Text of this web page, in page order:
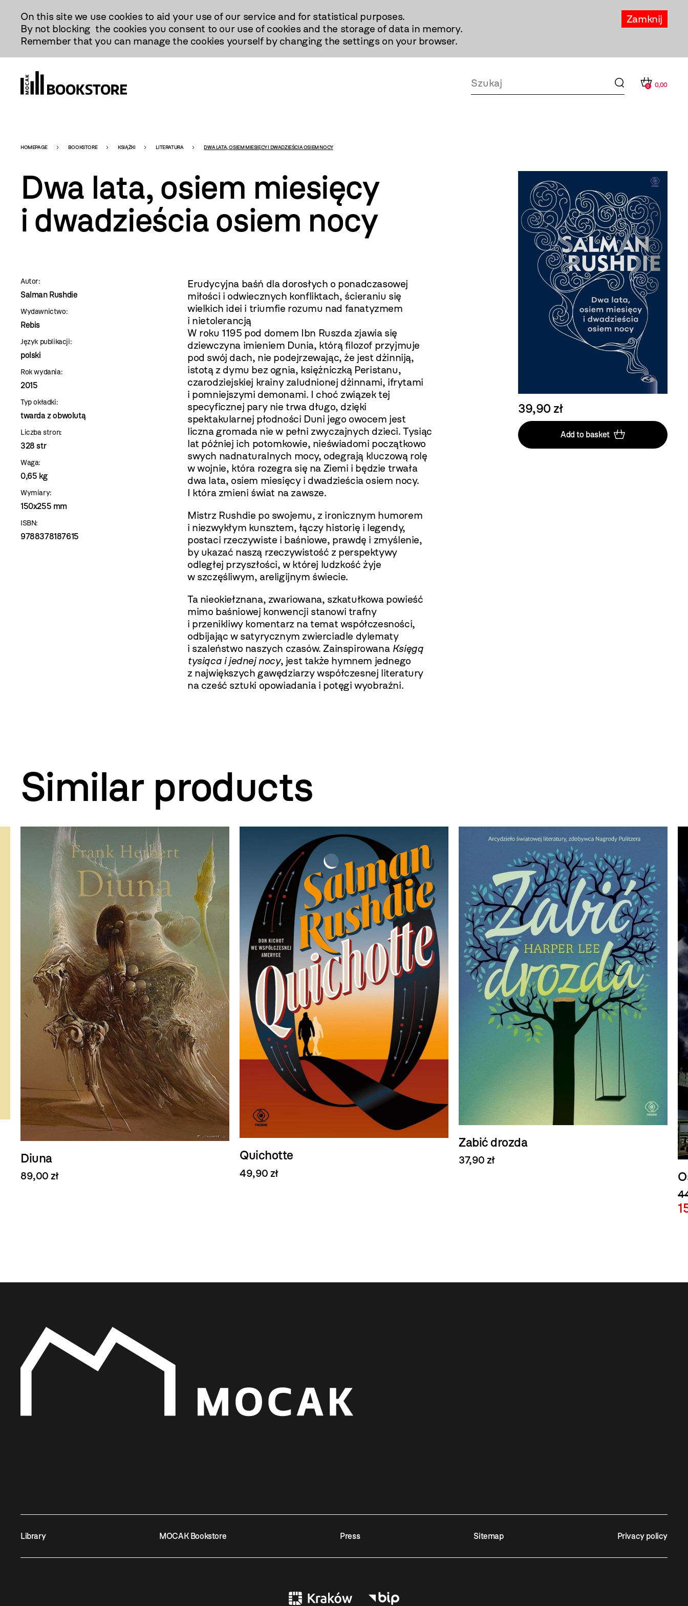
Treści
Zamknij
On this site we use cookies to aid your use of our service and for statistical purposes.
By not blocking the cookies you consent to our use of cookies and the storage of data in memory.
Remember that you can manage the cookies yourself by changing the settings on your browser.
0 0,00
Bookstore
-
szablon
szczegóły
HOMEPAGE BOOKSTORE KSIĄŻKI LITERATURA DWA LATA, OSIEM MIESIĘCY I DWADZIEŚCIA OSIEM NOCY
Dwa lata, osiem miesięcy
i dwadzieścia osiem nocy
Autor:
Salman Rushdie
Wydawnictwo:
Rebis
Język publikacji:
polski
Rok wydania:
2015
Typ okładki:
twarda z obwolutą
Liczba stron:
328 str
Waga:
0,65 kg
Wymiary:
150x255 mm
ISBN:
9788378187615
Erudycyjna baśń dla dorosłych o ponadczasowej
miłości i odwiecznych konfliktach, ścieraniu się
wielkich idei i triumfie rozumu nad fanatyzmem
i nietolerancją
W roku 1195 pod domem Ibn Ruszda zjawia się
dziewczyna imieniem Dunia, którą filozof przyjmuje
pod swój dach, nie podejrzewając, że jest dżinniją,
istotą z dymu bez ognia, księżniczką Peristanu,
czarodziejskiej krainy zaludnionej dżinnami, ifrytami
i pomniejszymi demonami. I choć związek tej
specyficznej pary nie trwa długo, dzięki
spektakularnej płodności Duni jego owocem jest
liczna gromada nie w pełni zwyczajnych dzieci. Tysiąc
lat później ich potomkowie, nieświadomi początkowo
swych nadnaturalnych mocy, odegrają kluczową rolę
w wojnie, która rozegra się na Ziemi i będzie trwała
dwa lata, osiem miesięcy i dwadzieścia osiem nocy.
I która zmieni świat na zawsze.
Mistrz Rushdie po swojemu, z ironicznym humorem
i niezwykłym kunsztem, łączy historię i legendy,
postaci rzeczywiste i baśniowe, prawdę i zmyślenie,
by ukazać naszą rzeczywistość z perspektywy
odległej przyszłości, w której ludzkość żyje
w szczęśliwym, areligijnym świecie.
Ta nieokiełznana, zwariowana, szkatułkowa powieść
mimo baśniowej konwencji stanowi trafny
i przenikliwy komentarz na temat współczesności,
odbijając w satyrycznym zwierciadle dylematy
i szaleństwo naszych czasów. Zainspirowana Księgą
tysiąca i jednej nocy, jest także hymnem jednego
z największych gawędziarzy współczesnej literatury
na cześć sztuki opowiadania i potęgi wyobraźni.
39,90 zł
Add to basket
Similar products
Diuna
89,00 zł
Quichotte
49,90 zł
Zabić drozda
37,90 zł
Library MOCAK Bookstore Press Sitemap Privacy policy